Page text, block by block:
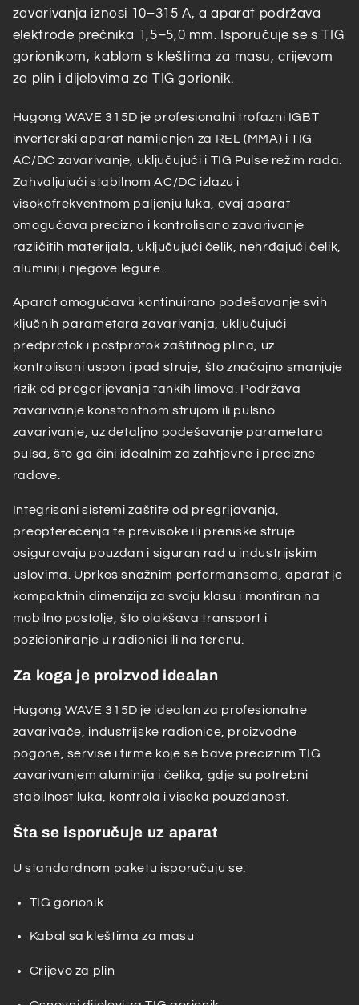
zavarivanja iznosi 10–315 A, a aparat podržava
elektrode prečnika 1,5–5,0 mm. Isporučuje se s TIG
gorionikom, kablom s kleštima za masu, crijevom
za plin i dijelovima za TIG gorionik.
Hugong WAVE 315D je profesionalni trofazni IGBT
inverterski aparat namijenjen za REL (MMA) i TIG
AC/DC zavarivanje, uključujući i TIG Pulse režim rada.
Zahvaljujući stabilnom AC/DC izlazu i
visokofrekventnom paljenju luka, ovaj aparat
omogućava precizno i kontrolisano zavarivanje
različitih materijala, uključujući čelik, nehrđajući čelik,
aluminij i njegove legure.
Aparat omogućava kontinuirano podešavanje svih
ključnih parametara zavarivanja, uključujući
predprotok i postprotok zaštitnog plina, uz
kontrolisani uspon i pad struje, što značajno smanjuje
rizik od pregorijevanja tankih limova. Podržava
zavarivanje konstantnom strujom ili pulsno
zavarivanje, uz detaljno podešavanje parametara
pulsa, što ga čini idealnim za zahtjevne i precizne
radove.
Integrisani sistemi zaštite od pregrijavanja,
preopterećenja te previsoke ili preniske struje
osiguravaju pouzdan i siguran rad u industrijskim
uslovima. Uprkos snažnim performansama, aparat je
kompaktnih dimenzija za svoju klasu i montiran na
mobilno postolje, što olakšava transport i
pozicioniranje u radionici ili na terenu.
Za koga je proizvod idealan
Hugong WAVE 315D je idealan za profesionalne
zavarivače, industrijske radionice, proizvodne
pogone, servise i firme koje se bave preciznim TIG
zavarivanjem aluminija i čelika, gdje su potrebni
stabilnost luka, kontrola i visoka pouzdanost.
Šta se isporučuje uz aparat
U standardnom paketu isporučuju se:
TIG gorionik
Kabal sa kleštima za masu
Crijevo za plin